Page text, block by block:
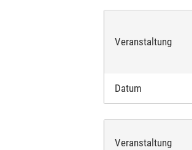
Veranstaltung
Datum
Veranstaltung